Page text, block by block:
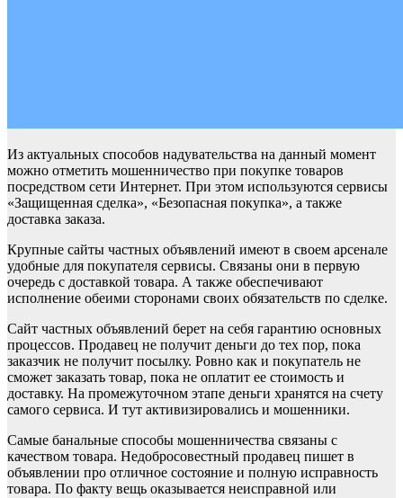
Из актуальных способов надувательства на данный момент
можно отметить мошенничество при покупке товаров
посредством сети Интернет. При этом используются сервисы
«Защищенная сделка», «Безопасная покупка», а также
доставка заказа.
Крупные сайты частных объявлений имеют в своем арсенале
удобные для покупателя сервисы. Связаны они в первую
очередь с доставкой товара. А также обеспечивают
исполнение обеими сторонами своих обязательств по сделке.
Сайт частных объявлений берет на себя гарантию основных
процессов. Продавец не получит деньги до тех пор, пока
заказчик не получит посылку. Ровно как и покупатель не
сможет заказать товар, пока не оплатит ее стоимость и
доставку. На промежуточном этапе деньги хранятся на счету
самого сервиса. И тут активизировались и мошенники.
Самые банальные способы мошенничества связаны с
качеством товара. Недобросовестный продавец пишет в
объявлении про отличное состояние и полную исправность
товара. По факту вещь оказывается неисправной или